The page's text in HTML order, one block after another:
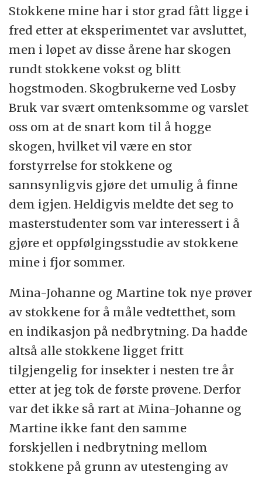
Stokkene mine har i stor grad fått ligge i
fred etter at eksperimentet var avsluttet,
men i løpet av disse årene har skogen
rundt stokkene vokst og blitt
hogstmoden. Skogbrukerne ved Losby
Bruk var svært omtenksomme og varslet
oss om at de snart kom til å hogge
skogen, hvilket vil være en stor
forstyrrelse for stokkene og
sannsynligvis gjøre det umulig å finne
dem igjen. Heldigvis meldte det seg to
masterstudenter som var interessert i å
gjøre et oppfølgingsstudie av stokkene
mine i fjor sommer.
Mina-Johanne og Martine tok nye prøver
av stokkene for å måle vedtetthet, som
en indikasjon på nedbrytning. Da hadde
altså alle stokkene ligget fritt
tilgjengelig for insekter i nesten tre år
etter at jeg tok de første prøvene. Derfor
var det ikke så rart at Mina-Johanne og
Martine ikke fant den samme
forskjellen i nedbrytning mellom
stokkene på grunn av utestenging av